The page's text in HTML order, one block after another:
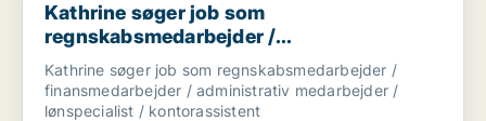
Kathrine søger job som
regnskabsmedarbejder /
finansmedarbejder / administrativ
medarbejder / lønspecialist /
kontorassistent
Kathrine søger job som regnskabsmedarbejder /
finansmedarbejder / administrativ medarbejder /
lønspecialist / kontorassistent